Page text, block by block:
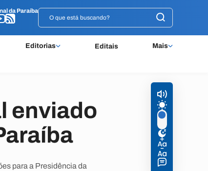
da Paraíba
Editorias Editais Mais
da Paraíba
enviado
para a Presidência da